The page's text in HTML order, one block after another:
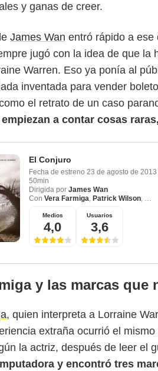
y ganas de creer.
James Wan entró rápido a ese
jugó con la idea de que la
Warren. Eso ya ponía al
inventada para vender
el retrato de un caso
empiezan a contar cosas
El Conjuro
Fecha de estreno 23 de agosto de 2013
50min
Dirigida por James Wan
Con Vera Farmiga, Patrick Wilson,
Medios
4,0
Usuarios
3,6
y las marcas que
, quien interpreta a Lorraine
extraña ocurrió el
la actriz, después de leer el
y encontró tres
New Line